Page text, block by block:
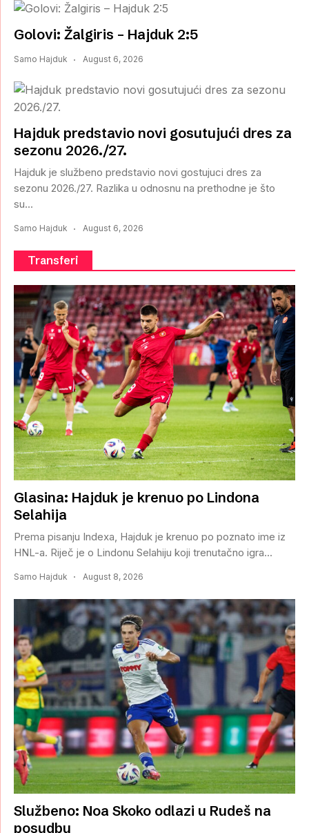
Golovi: Žalgiris – Hajduk 2:5
Samo Hajduk August 6, 2026
Hajduk predstavio novi gosutujući dres za
sezonu 2026./27.
Hajduk je službeno predstavio novi gostujuci dres za
sezonu 2026./27. Razlika u odnosnu na prethodne je što
su...
Samo Hajduk August 6, 2026
Transferi
Glasina: Hajduk je krenuo po Lindona
Selahija
Prema pisanju Indexa, Hajduk je krenuo po poznato ime iz
HNL-a. Riječ je o Lindonu Selahiju koji trenutačno igra...
Samo Hajduk August 8, 2026
Službeno: Noa Skoko odlazi u Rudeš na
posudbu